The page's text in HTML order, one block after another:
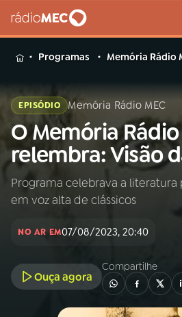
MENU
Buscar
na
Rádio
MEC
Buscar
Início
Programas Memória Rádio
EPISÓDIO Memória Rádio MEC
O Memória Rádio
relembra: Visão
Programa celebrava a
em voz alta de clássicos
NO AR EM07/08/2023, 20:40
Ouça agora
Compartilhe